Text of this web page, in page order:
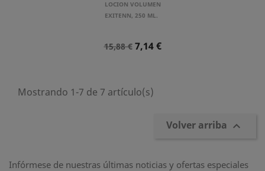
LOCION VOLUMEN
EXITENN, 250 ML.
Precio
15,88 € Precio
7,14 €
Mostrando 1-7 de 7 artículo(s)
Volver arriba 
Infórmese de nuestras últimas noticias y ofertas especiales